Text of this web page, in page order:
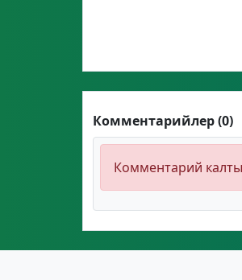
Комментарийлер (0)
Комментарий